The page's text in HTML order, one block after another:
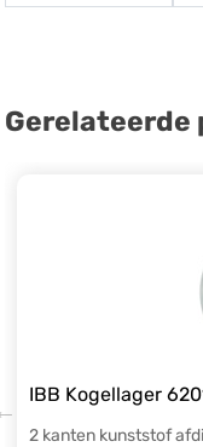
Gerelateerde
IBB Kogellager
2 kanten kunststof